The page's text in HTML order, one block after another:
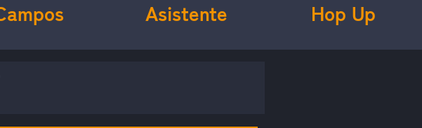
Asistente Hop Up